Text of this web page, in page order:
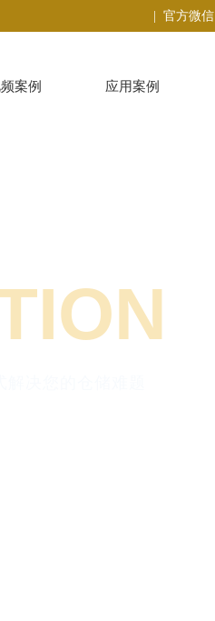
| 官方微信
案例 应用案例